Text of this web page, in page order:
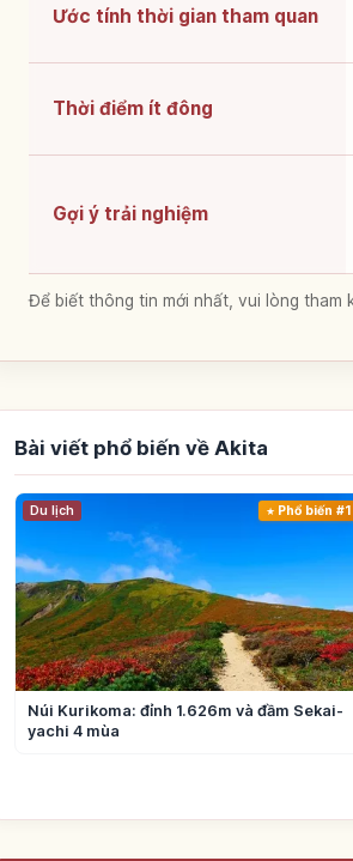
Ước tính thời gian tham quan
Thời điểm ít đông
Gợi ý trải nghiệm
Để biết thông tin mới nhất, vui lòng
Bài viết phổ biến về Akita
Du lịch Phổ biến #1
Núi Kurikoma: đỉnh 1.626m và đầm Sekai-
yachi 4 mùa